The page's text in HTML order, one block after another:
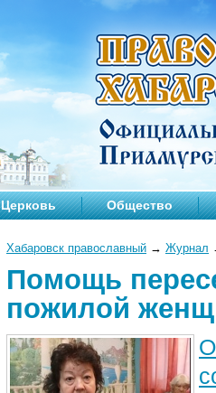
Церковь Общество
Хабаровск православный → Журнал
Помощь
пожилой